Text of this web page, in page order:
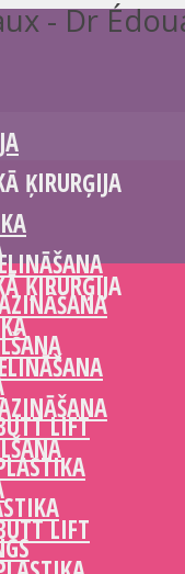
ĶIRURĢIJA
LIFT
ĶIRURĢIJA
LIFT